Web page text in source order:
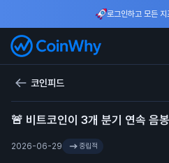
로그인하고 모든
코인피드
🚨 비트코인이 3개 분기 연속 음
2026-06-29 중립적